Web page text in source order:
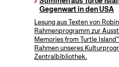
Gegenwart in den USA
Lesung aus Texten von
Rahmenprogramm zur
Memories from Turtle
Rahmen unseres
Zentralbibliothek.